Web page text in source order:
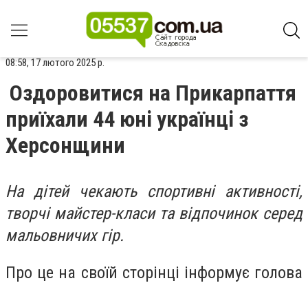
08:58, 17 лютого 2025 р.
Оздоровитися на Прикарпаття
приїхали 44 юні українці з
Херсонщини
На дітей чекають спортивні активності,
творчі майстер-класи та відпочинок серед
мальовничих гір.
Про це на своїй сторінці інформує голова